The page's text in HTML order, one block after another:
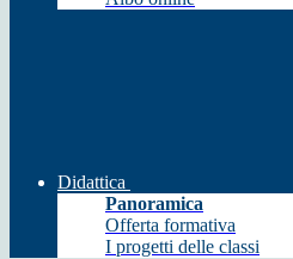
Didattica
Panoramica
Offerta formativa
I progetti delle classi